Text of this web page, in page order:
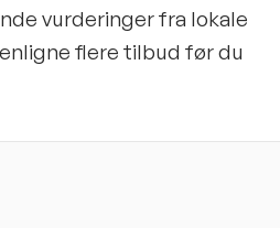
vurderinger fra lokale
flere tilbud før du